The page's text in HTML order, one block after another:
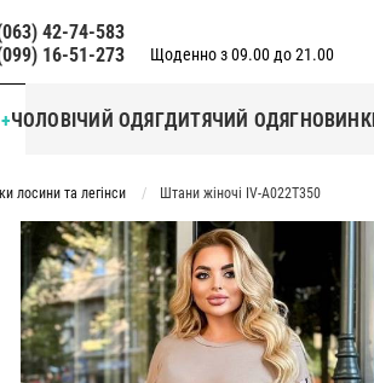
42-74-583
16-51-273
Щоденно з 09.00 до 21.00
ЧОЛОВІЧИЙ ОДЯГДИТЯЧИЙ ОДЯГ
лосини та легінси Штани жіночі IV-A022T350